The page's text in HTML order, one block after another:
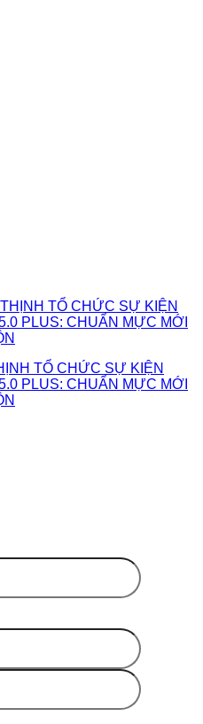
TỔ CHỨC SỰ KIỆN
PLUS: CHUẨN MỰC MỚI